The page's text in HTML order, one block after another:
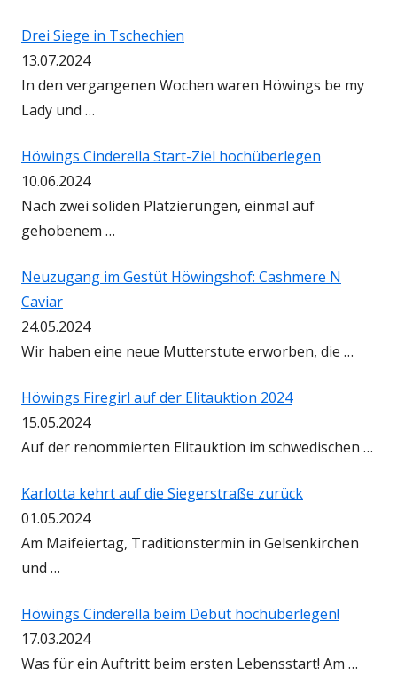
Drei Siege in Tschechien
13.07.2024
In den vergangenen Wochen waren Höwings be my
Lady und …
Höwings Cinderella Start-Ziel hochüberlegen
10.06.2024
Nach zwei soliden Platzierungen, einmal auf
gehobenem …
Neuzugang im Gestüt Höwingshof: Cashmere N
Caviar
24.05.2024
Wir haben eine neue Mutterstute erworben, die …
Höwings Firegirl auf der Elitauktion 2024
15.05.2024
Auf der renommierten Elitauktion im schwedischen …
Karlotta kehrt auf die Siegerstraße zurück
01.05.2024
Am Maifeiertag, Traditionstermin in Gelsenkirchen
und …
Höwings Cinderella beim Debüt hochüberlegen!
17.03.2024
Was für ein Auftritt beim ersten Lebensstart! Am …